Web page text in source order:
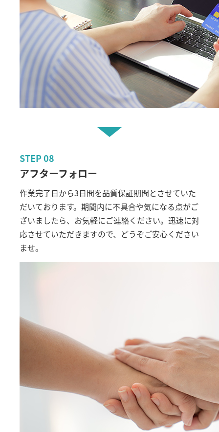
STEP08
アフターフォロー
作業完了日から3日間を品質保証期間とさせていた
だいております。期間内に不具合や気になる点がご
ざいましたら、お気軽にご連絡ください。迅速に対
応させていただきますので、どうぞご安心ください
ませ。